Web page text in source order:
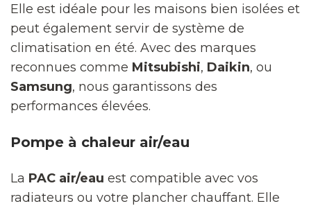
Elle est idéale pour les maisons bien isolées et
peut également servir de système de
climatisation en été. Avec des marques
reconnues comme Mitsubishi, Daikin, ou
Samsung, nous garantissons des
performances élevées.
Pompe à chaleur air/eau
La PAC air/eau est compatible avec vos
radiateurs ou votre plancher chauffant. Elle